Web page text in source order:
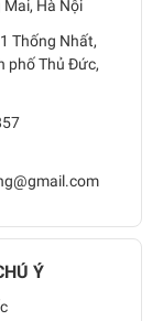
Hà Nội
Thống Nhất,
phố Thủ Đức,
Ý